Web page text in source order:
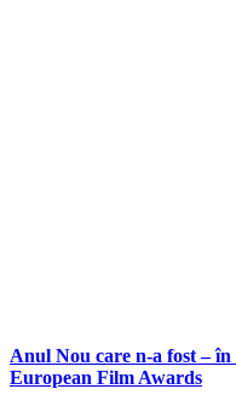
Anul Nou care n-a fost –
European Film Awards